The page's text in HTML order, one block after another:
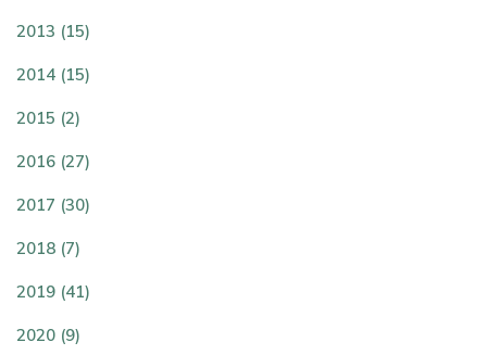
2013 (15)
2014 (15)
2015 (2)
2016 (27)
2017 (30)
2018 (7)
2019 (41)
2020 (9)